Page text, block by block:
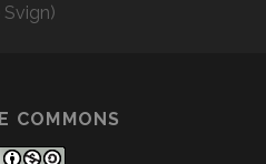
Svign)
COMMONS